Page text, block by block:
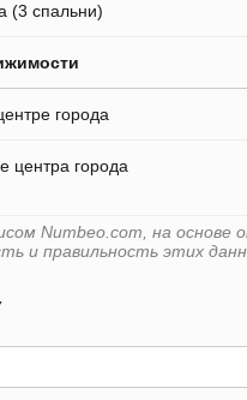
(3 спальни)
города
центра города
Numbeo.com, на основе
и правильность этих